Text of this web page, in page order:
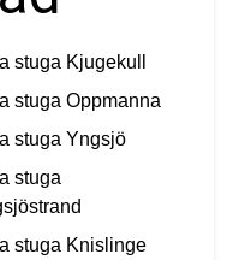
stuga Kjugekull
stuga Oppmanna
stuga Yngsjö
stuga
stuga Knislinge